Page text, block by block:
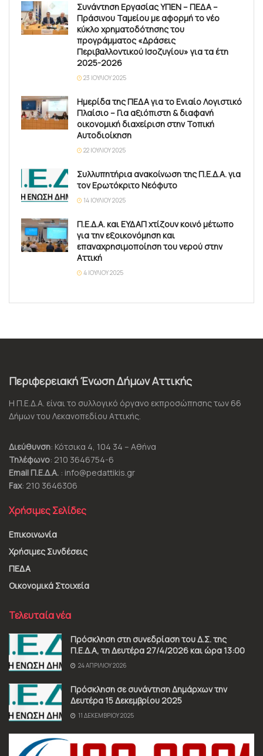
Συνάντηση Εργασίας ΥΠΕΝ – ΠΕΔΑ –
Πράσινου Ταμείου με αφορμή το νέο
κύκλο χρηματοδότησης του
προγράμματος «Δράσεις
Περιβαλλοντικού Ισοζυγίου» για τα έτη
2025-2026
23 ΙΟΥΛΊΟΥ 2025
Ημερίδα της ΠΕΔΑ για το Ενιαίο Λογιστικό
Πλαίσιο – Για αξιόπιστη & διαφανή
οικονομική διαχείριση στην Τοπική
Αυτοδιοίκηση
22 ΙΟΥΛΊΟΥ 2025
Συλλυπητήρια ανακοίνωση της Π.Ε.Δ.Α. για
τον Ερωτόκριτο Νεόφυτο
14 ΙΟΥΛΊΟΥ 2025
Π.Ε.Δ.Α. και ΕΥΔΑΠ χτίζουν κοινό μέτωπο
για την εξοικονόμηση και
επαναχρησιμοποίηση του νερού στην
Αττική
4 ΙΟΥΛΊΟΥ 2025
Περιφερειακή Ένωση Δήμων Αττικής
Η Π.Ε.Δ.Α. είναι το συλλογικό όργανο εκπροσώπησης των 66
Δήμων του Λεκανοπεδίου Αττικής.
Διεύθυνση: Κότσικα 4, 104 34 – Αθήνα
Τηλέφωνο: 210 3646754-6
Email Π.Ε.Δ.Α. : info@pedattikis.gr
Fax: 210 3646306
Χρήσιμες Σελίδες
Επικοινωνία
Χρήσιμες Συνδέσεις
ΠΕΔΑ
Οικονομικά Στοιχεία
Τελευταία νέα
Πρόσκληση στη συνεδρίαση του Δ.Σ. της
Π.Ε.Δ.Α, τη Δευτέρα 27/4/2026 και ώρα 13:00
24 ΑΠΡΙΛΊΟΥ 2026
Πρόσκληση σε συνάντηση Δημάρχων την
Δευτέρα 15 Δεκεμβρίου 2025
11 ΔΕΚΕΜΒΡΊΟΥ 2025